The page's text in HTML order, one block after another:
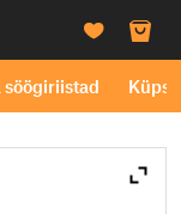
söögiriistad